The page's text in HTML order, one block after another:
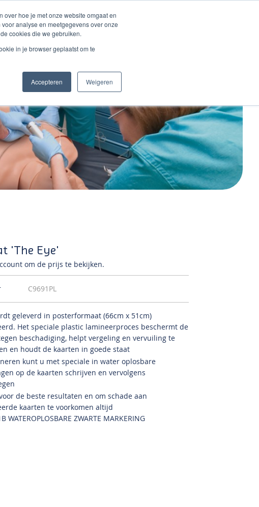
over hoe je met onze website omgaat en
analyse en meetgegevens over onze
cookies die we gebruiken.
in je browser geplaatst om te
Accepteren Weigeren
'The Eye'
om de prijs te bekijken.
C9691PL
geleverd in posterformaat (66cm x 51cm)
Het speciale plastic lamineerproces beschermt de
beschadiging, helpt vergeling en vervuiling te
en houdt de kaarten in goede staat
kunt u met speciale in water oplosbare
op de kaarten schrijven en vervolgens
de beste resultaten en om schade aan
kaarten te voorkomen altijd
WATEROPLOSBARE ZWARTE MARKERING